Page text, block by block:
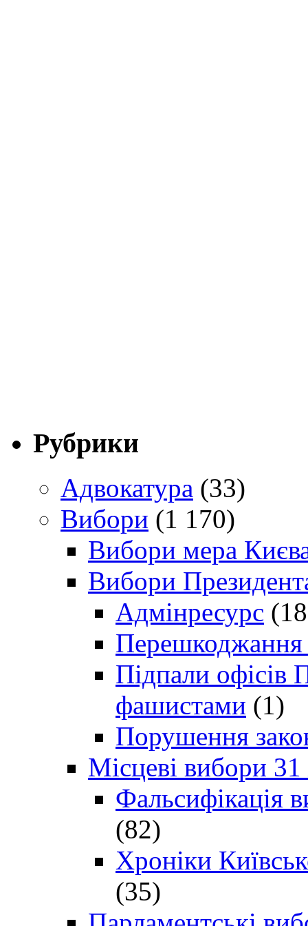
Рубрики
Адвокатура (33)
Вибори (1 170)
Вибори мера
Вибори
Адмінресурс
Перешкоджання
Підпали офісів
фашистами (1)
Порушення
Місцеві вибори
Фальсифікація
(82)
Хроніки
(35)